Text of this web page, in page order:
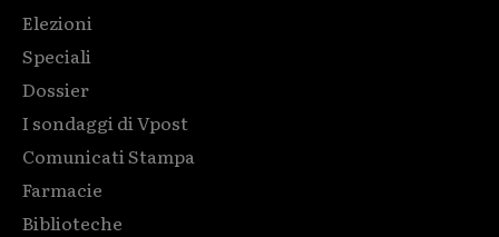
Elezioni
Speciali
Dossier
I sondaggi di Vpost
Comunicati Stampa
Farmacie
Biblioteche